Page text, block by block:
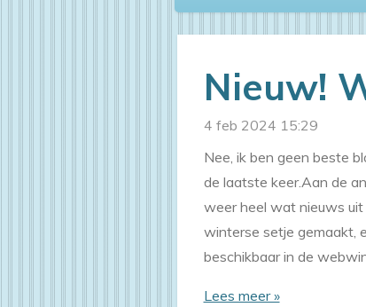
Nieuw!
4 feb 2024 15:29
Nee, ik ben geen beste
de laatste keer.Aan de
weer heel wat nieuws uit
winterse setje gemaakt,
beschikbaar in de
Lees meer »